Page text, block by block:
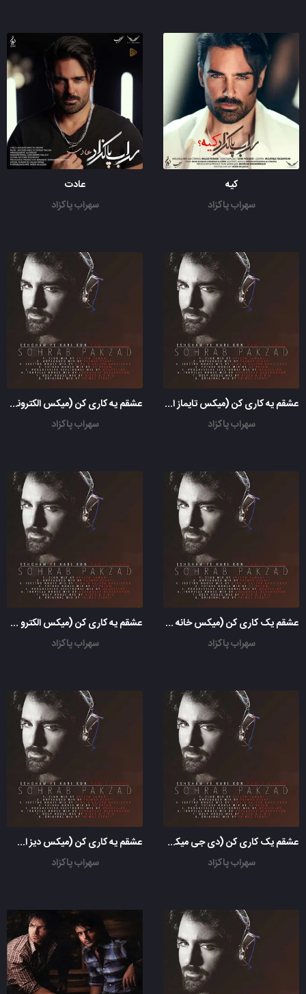
کیه
سهراب پاکزاد
عادت
سهراب پاکزاد
عشقم یه کاری کن (میکس تایماز اطاعت آنپلاگد)
سهراب پاکزاد
عشقم یه کاری کن (میکس الکترونیکی پیشرو مهدیجی)
سهراب پاکزاد
عشقم یک کاری کن (میکس خانه گرمسیری خشایار درخشان)
سهراب پاکزاد
عشقم یه کاری کن (میکس الکترو هاوس DJM6 سجاد قلی پور)
سهراب پاکزاد
عشقم یک کاری کن (دی جی میکس خانه آینده رضا)
سهراب پاکزاد
عشقم یه کاری کن (میکس دیز اس اس دیپ هاوس)
سهراب پاکزاد